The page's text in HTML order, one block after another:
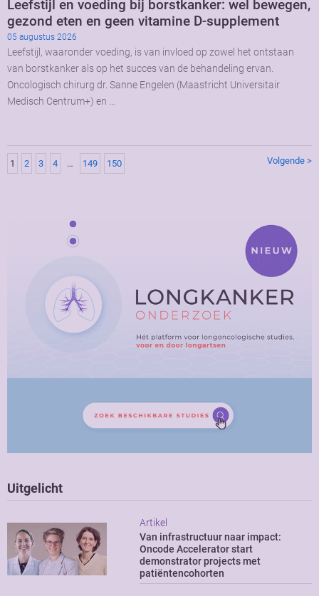
Leefstijl en voeding bij borstkanker: wel bewegen,
gezond eten en geen vitamine D-supplement
05 augustus 2026
Leefstijl, waaronder voeding, is van invloed op zowel het ontstaan
van borstkanker als op het succes van de behandeling ervan.
Oncologisch chirurg dr. Sanne Engelen (Maastricht Universitair
Medisch Centrum+) en …
1 2 3 4 … 149 150 Volgende >
Uitgelicht
Artikel
Van infrastructuur naar impact:
Oncode Accelerator start
demonstrator projects met
patiëntencohorten